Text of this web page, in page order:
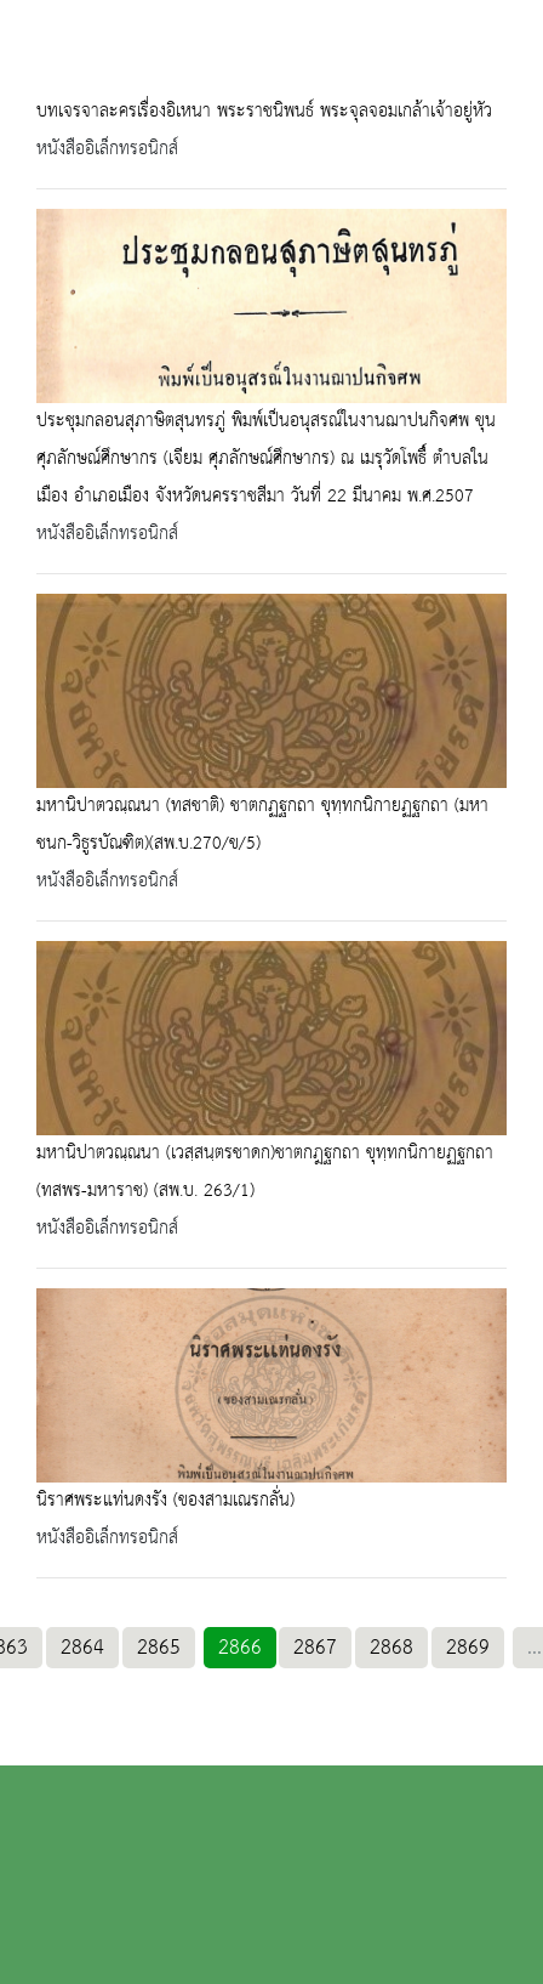
บทเจรจาละครเรื่องอิเหนา พระราชนิพนธ์ พระจุลจอมเกล้าเจ้าอยู่หัว
หนังสืออิเล็กทรอนิกส์
ประชุมกลอนสุภาษิตสุนทรภู่ พิมพ์เป็นอนุสรณ์ในงานฌาปนกิจศพ ขุน
ศุภลักษณ์ศึกษากร (เจียม ศุภลักษณ์ศึกษากร) ณ เมรุวัดโพธื์ ตำบลใน
เมือง อำเภอเมือง จังหวัดนครราชสีมา วันที่ 22 มีนาคม พ.ศ.2507
หนังสืออิเล็กทรอนิกส์
มหานิปาตวณฺณนา (ทสชาติ) ชาตกฏฐกถา ขุทฺทกนิกายฏฐกถา (มหา
ชนก-วิธูรบัณฑิต)(สพ.บ.270/ข/5)
หนังสืออิเล็กทรอนิกส์
มหานิปาตวณฺณนา (เวสฺสนฺตรชาดก)ชาตกฎฐกถา ขุทฺทกนิกายฏฐกถา
(ทสพร-มหาราช) (สพ.บ. 263/1)
หนังสืออิเล็กทรอนิกส์
นิราศพระแท่นดงรัง (ของสามเณรกลั่น)
หนังสืออิเล็กทรอนิกส์
2864 2865 2866 2867 2868 2869 ...